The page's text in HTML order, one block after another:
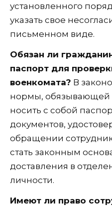
установленного
указать свое
письменном виде.
Обязан ли
паспорт для
военкомата? В
нормы, обязывающей
носить с собой
документов,
обращении
стать законным
доставления в
личности.
Имеют ли право